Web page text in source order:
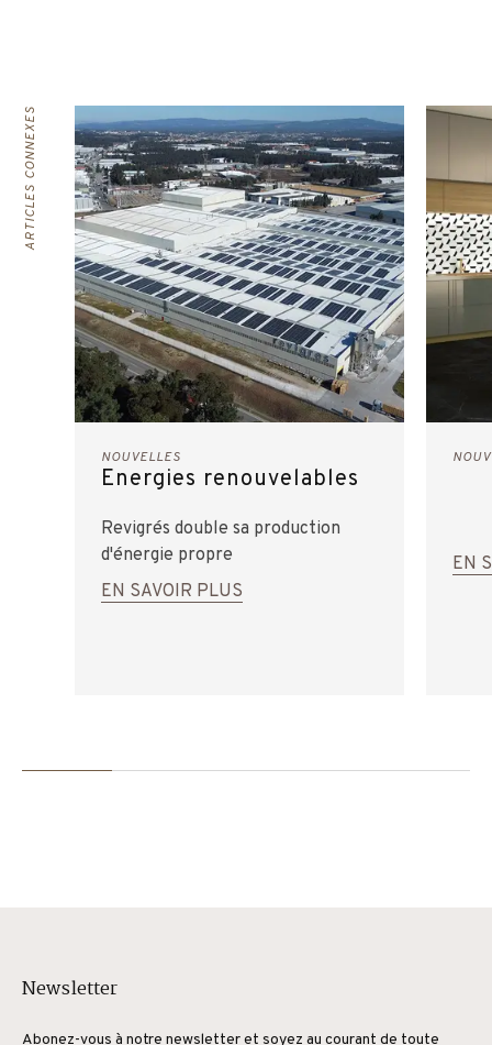
ARTICLES CONNEXES
NOUVELLES
Energies renouvelables
Revigrés double sa production
d'énergie propre
EN SAVOIR PLUS
EN
Newsletter
Abonez-vous à notre newsletter et soyez au courant de toute